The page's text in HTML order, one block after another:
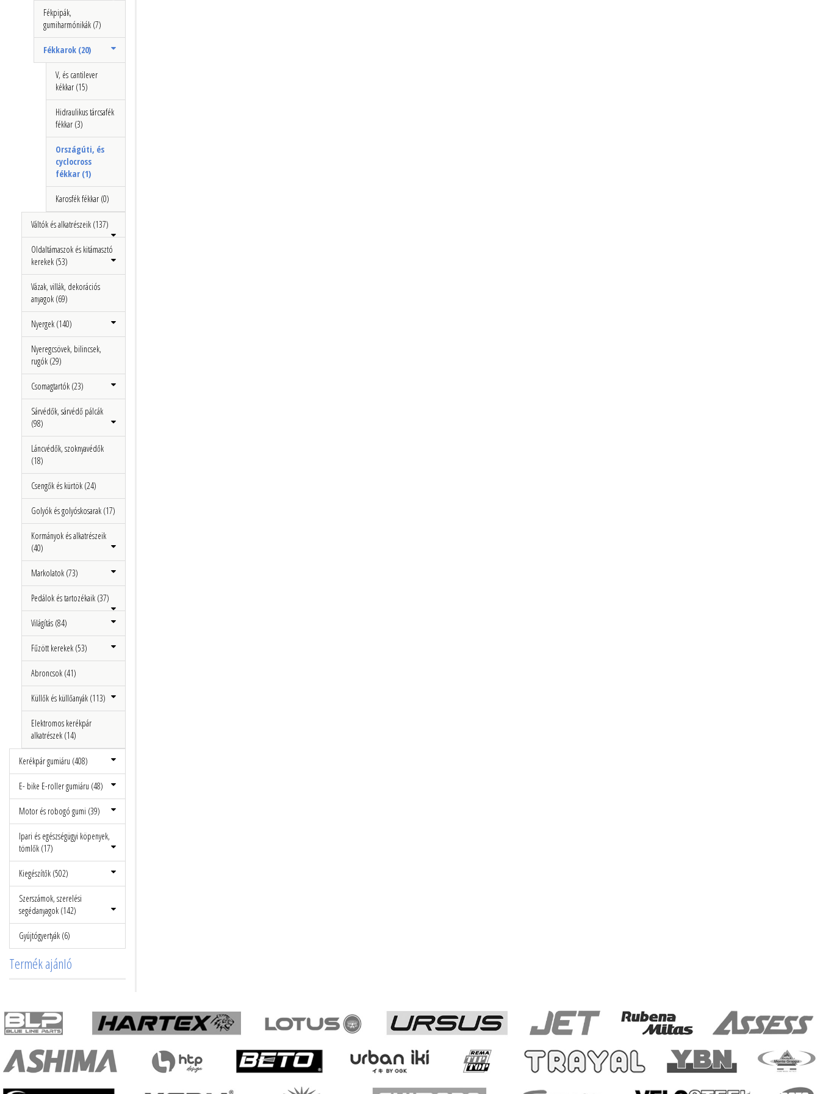
Fékpipák,
gumiharmónikák (7)
Fékkarok (20)
V, és cantilever
kékkar (15)
Hidraulikus tárcsafék
fékkar (3)
Országúti, és
cyclocross
fékkar (1)
Karosfék fékkar (0)
Váltók és alkatrészeik (137)
Oldaltámaszok és kitámasztó
kerekek (53)
Vázak, villák, dekorációs
anyagok (69)
Nyergek (140)
Nyeregcsövek, bilincsek,
rugók (29)
Csomagtartók (23)
Sárvédők, sárvédő pálcák
(98)
Láncvédők, szoknyavédők
(18)
Csengők és kürtök (24)
Golyók és golyóskosarak (17)
Kormányok és alkatrészeik
(40)
Markolatok (73)
Pedálok és tartozékaik (37)
Világítás (84)
Fűzött kerekek (53)
Abroncsok (41)
Küllők és küllőanyák (113)
Elektromos kerékpár
alkatrészek (14)
Kerékpár gumiáru (408)
E- bike E-roller gumiáru (48)
Motor és robogó gumi (39)
Ipari és egészségügyi köpenyek,
tömlők (17)
Kiegészítők (502)
Szerszámok, szerelési
segédanyagok (142)
Gyújtógyertyák (6)
Termék ajánló